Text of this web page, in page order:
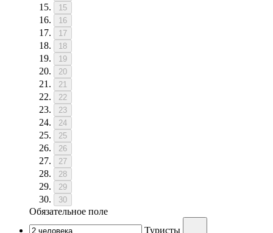
15
16
17
18
19
20
21
22
23
24
25
26
27
28
29
30
Обязательное поле
Туристы